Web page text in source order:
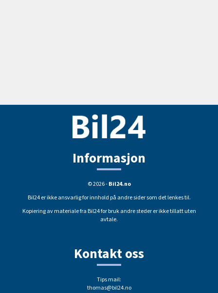
Informasjon
© 2026 -Bil24.no
Bil24 er ikke ansvarlig for innhold på andre sider som det lenkes til.
Kopiering av materiale fra Bil24 for bruk andre steder er ikke tillatt uten
avtale.
Kontakt oss
Tips mail:
thomas@bil24.no